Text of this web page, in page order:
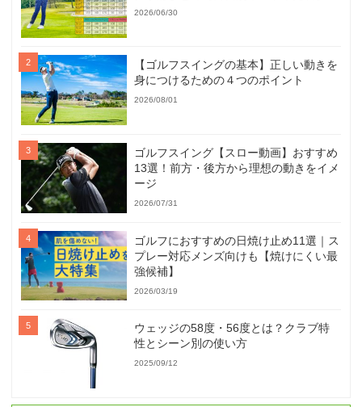
2026/06/30
【ゴルフスイングの基本】正しい動きを
身につけるための４つのポイント
2026/08/01
ゴルフスイング【スロー動画】おすすめ
13選！前方・後方から理想の動きをイメ
ージ
2026/07/31
ゴルフにおすすめの日焼け止め11選｜ス
プレー対応メンズ向けも【焼けにくい最
強候補】
2026/03/19
ウェッジの58度・56度とは？クラブ特
性とシーン別の使い方
2025/09/12